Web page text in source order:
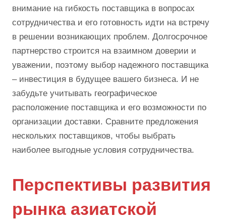
внимание на гибкость поставщика в вопросах
сотрудничества и его готовность идти на встречу
в решении возникающих проблем. Долгосрочное
партнерство строится на взаимном доверии и
уважении, поэтому выбор надежного поставщика
– инвестиция в будущее вашего бизнеса. И не
забудьте учитывать географическое
расположение поставщика и его возможности по
организации доставки. Сравните предложения
нескольких поставщиков, чтобы выбрать
наиболее выгодные условия сотрудничества.
Перспективы развития
рынка азиатской